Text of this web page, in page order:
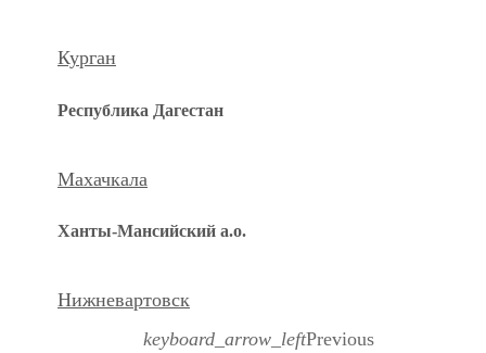
Курган
Республика Дагестан
Махачкала
Ханты-Мансийский а.о.
Нижневартовск
keyboard_arrow_leftPrevious